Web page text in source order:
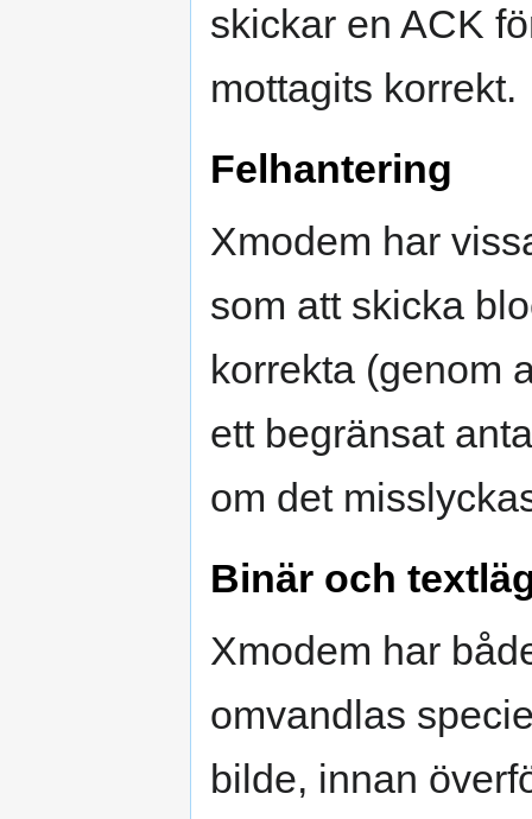
skickar en ACK
mottagits korrekt.
Felhantering
Xmodem har
som att skicka
korrekta (genom
ett begränsat
om det
Binär och
Xmodem har
omvandlas
bilde, innan